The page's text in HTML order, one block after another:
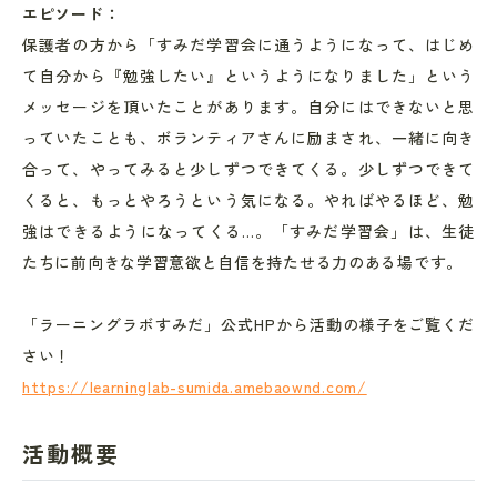
エピソード：
保護者の方から「すみだ学習会に通うようになって、はじめ
て自分から『勉強したい』というようになりました」という
メッセージを頂いたことがあります。自分にはできないと思
っていたことも、ボランティアさんに励まされ、一緒に向き
合って、やってみると少しずつできてくる。少しずつできて
くると、もっとやろうという気になる。やればやるほど、勉
強はできるようになってくる…。「すみだ学習会」は、生徒
たちに前向きな学習意欲と自信を持たせる力のある場です。
「ラーニングラボすみだ」公式HPから活動の様子をご覧くだ
さい！
https://learninglab-sumida.amebaownd.com/
活動概要